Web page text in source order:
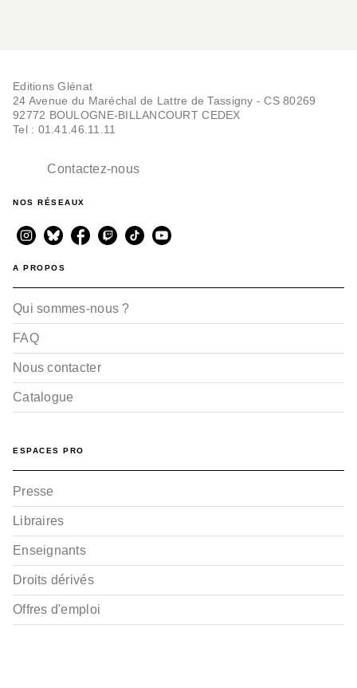
Editions Glénat
24 Avenue du Maréchal de Lattre de Tassigny - CS 80269
92772 BOULOGNE-BILLANCOURT CEDEX
Tel : 01.41.46.11.11
Contactez-nous
NOS RÉSEAUX
A PROPOS
Qui sommes-nous ?
FAQ
Nous contacter
Catalogue
ESPACES PRO
Presse
Libraires
Enseignants
Droits dérivés
Offres d'emploi